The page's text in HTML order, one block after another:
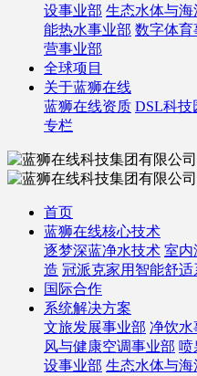
设事业部 生态水体与海
能热水事业部 数字体育
营事业部
全球项目
关于蓝狮在线
蓝狮在线资质 DSL科技
专栏
首页
蓝狮在线核心技术
逐梦深蓝净水技术 室内
造 冠派克家用智能舒适
国际合作
系统解决方案
文旅发展事业部 净饮水
风与健康空调事业部 喷
设事业部 生态水体与海